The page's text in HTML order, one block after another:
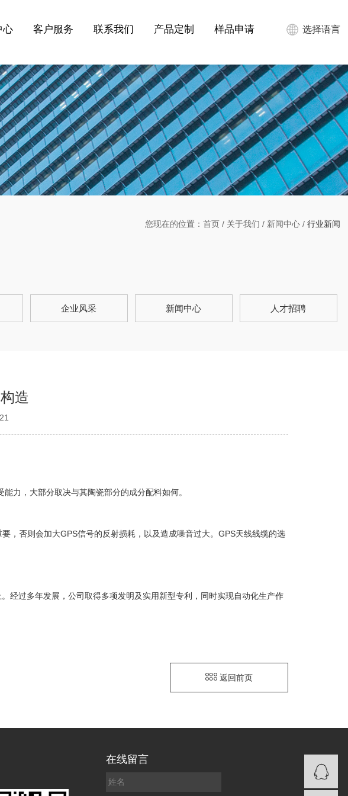
心 客户服务 联系我们 产品定制 样品申请 选择语言
您现在的位置： 首页/ 关于我们 / 新闻中心/ 行业新闻
企业风采 新闻中心 人才招聘
造
力，大部分取决与其陶瓷部分的成分配料如何。
，否则会加大GPS信号的反射损耗，以及造成噪音过大。GPS天线线缆的选
经过多年发展，公司取得多项发明及实用新型专利，同时实现自动化生产作
返回前页
在线留言